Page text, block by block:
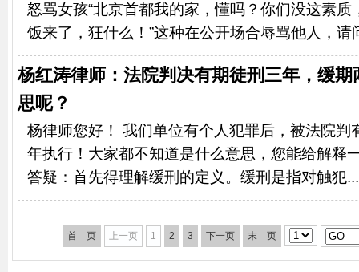
怒骂女孩“北京首都我的家，懂吗？你们没这素
饭来了，狂什么！”这种在公开场合辱骂他人，请
杨红涛律师：法院判决有期徒刑三年，缓
思呢？
杨律师您好！ 我们单位有个人犯罪后，被法院判
年执行！大家都不知道是什么意思，您能给解释
答疑：首先得理解缓刑的定义。缓刑是指对触犯...
首 页 上一页 1 2 3 下一页 末 页